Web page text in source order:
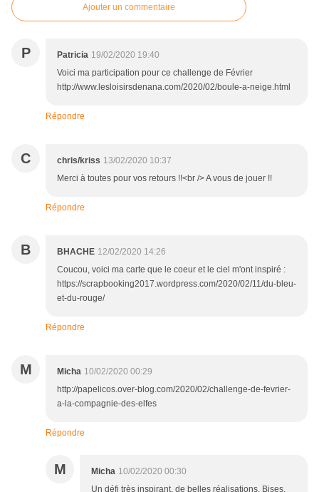
Ajouter un commentaire
P Patricia 19/02/2020 19:40
Voici ma participation pour ce challenge de Février
http://www.lesloisirsdenana.com/2020/02/boule-a-neige.html
Répondre
C chris/kriss 13/02/2020 10:37
Merci à toutes pour vos retours !!<br /> A vous de jouer !!
Répondre
B BHACHE 12/02/2020 14:26
Coucou, voici ma carte que le coeur et le ciel m'ont inspiré :
https://scrapbooking2017.wordpress.com/2020/02/11/du-bleu-
et-du-rouge/
Répondre
M Micha 10/02/2020 00:29
http://papelicos.over-blog.com/2020/02/challenge-de-fevrier-
a-la-compagnie-des-elfes
Répondre
M Micha 10/02/2020 00:30
Un défi très inspirant, de belles réalisations. Bises.